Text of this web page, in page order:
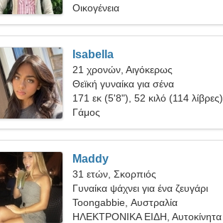
Οικογένεια
Isabella
21 χρονών, Αιγόκερως
Θεϊκή γυναίκα για σένα
171 εκ (5'8"), 52 κιλό (114 λίβρες)
Γάμος
Maddy
31 ετών, Σκορπιός
Γυναίκα ψάχνει για ένα ζευγάρι
Toongabbie, Αυστραλία
ΗΛΕΚΤΡΟΝΙΚΑ ΕΙΔΗ, Αυτοκίνητα